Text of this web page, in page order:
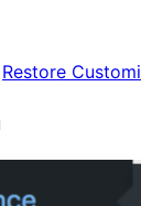
Restore